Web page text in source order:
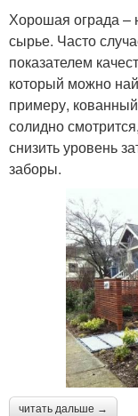
Хорошая ограда –
сырье. Часто
показателем
который можно
примеру,
солидно
снизить уровень
заборы.
читать дальше →